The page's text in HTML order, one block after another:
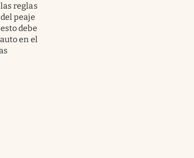
reglas
peaje
debe
en el